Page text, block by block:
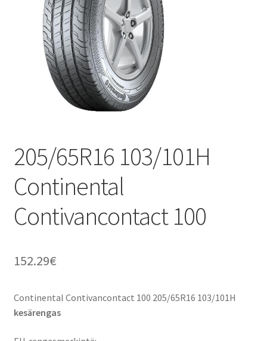
205/65R16 103/101H
Continental
Contivancontact 100
152.29€
Continental Contivancontact 100 205/65R16 103/101H
kesärengas